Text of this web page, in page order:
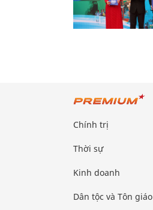
Chính trị
Thời sự
Kinh doanh
Dân tộc và Tôn giáo